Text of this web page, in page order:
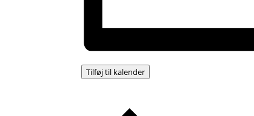
Tilføj til kalender